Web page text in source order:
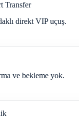
Transfer
direkt VIP uçuş.
ve bekleme yok.